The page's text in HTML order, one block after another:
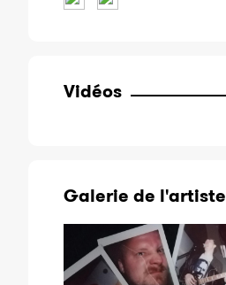
Vidéos
Galerie de l'artiste